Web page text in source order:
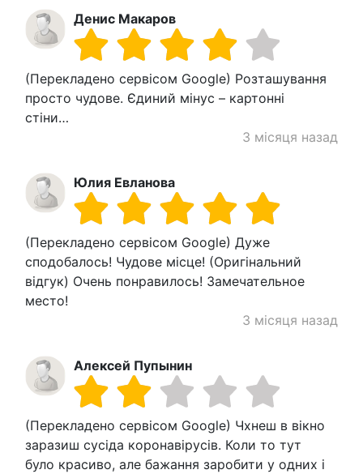
Денис Макаров
(Перекладено сервісом Google) Розташування
просто чудове. Єдиний мінус – картонні
стіни…
3 місяця назад
Юлия Евланова
(Перекладено сервісом Google) Дуже
сподобалось! Чудове місце! (Оригінальний
відгук) Очень понравилось! Замечательное
место!
3 місяця назад
Алексей Пупынин
(Перекладено сервісом Google) Чхнеш в вікно
заразиш сусіда коронавірусів. Коли то тут
було красиво, але бажання заробити у одних і